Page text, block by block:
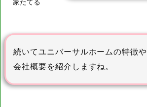
家たてる
続いてユニバーサルホームの特徴や
会社概要を紹介しますね。